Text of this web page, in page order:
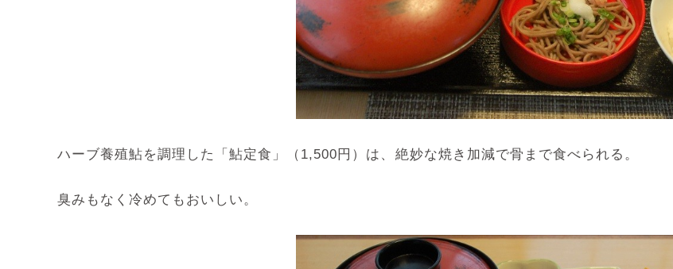
ハーブ養殖鮎を調理した「鮎定食」（1,500円）は、絶妙な焼き加減で骨まで食べられる。
臭みもなく冷めてもおいしい。